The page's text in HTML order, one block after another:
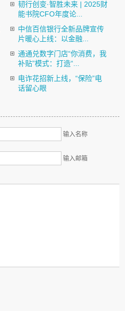
韧行创变·智胜未来 | 2025财
能书院CFO年度论...
中信百信银行全新品牌宣传
片暖心上线：以金融...
通通兑数字门店“你消费，我
补贴”模式：打造“...
电诈花招新上线，“保险”电
话留心眼
输入名称
输入邮箱